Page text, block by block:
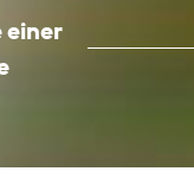
einer